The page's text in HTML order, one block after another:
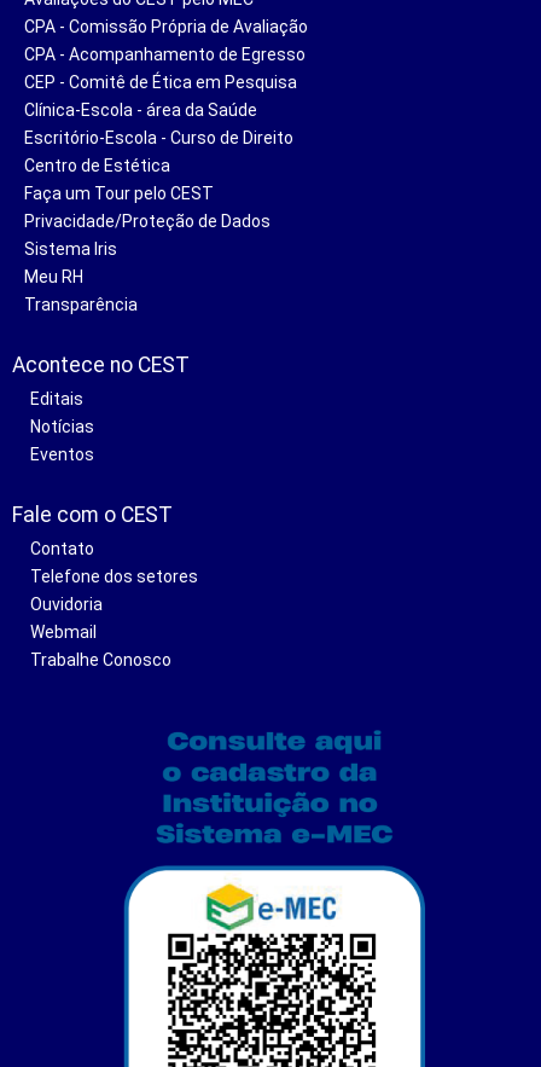
CPA - Comissão Própria de Avaliação
CPA - Acompanhamento de Egresso
CEP - Comitê de Ética em Pesquisa
Clínica-Escola - área da Saúde
Escritório-Escola - Curso de Direito
Centro de Estética
Faça um Tour pelo CEST
Privacidade/Proteção de Dados
Sistema Iris
Meu RH
Transparência
Acontece no CEST
Editais
Notícias
Eventos
Fale com o CEST
Contato
Telefone dos setores
Ouvidoria
Webmail
Trabalhe Conosco